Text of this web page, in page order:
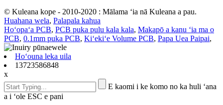
© Kuleana kope - 2010-2020 : Mālama ʻia nā Kuleana a pau.
Huahana wela, Palapala kahua
Hoʻopaʻa PCB, PCB puka pulu kala kala, Makapō a kanu ʻia ma o
PCB, 0.1mm puka PCB, Kiʻekiʻe Volume PCB, Papa Uea Paipai,
Hoʻouna leka uila
13723586848
x
E kaomi i ke komo no ka huli ʻana
a i ʻole ESC e pani